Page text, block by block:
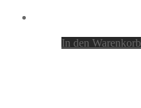
In den Warenkorb